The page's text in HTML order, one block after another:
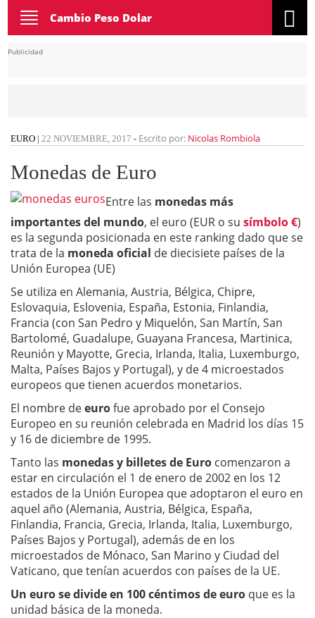
Toggle
navigation
Cambio Peso Dolar
Publicidad
EURO | 22 NOVIEMBRE, 2017 - Escrito por: Nicolas Rombiola
Monedas de Euro
Entre las monedas más
importantes del mundo, el euro (EUR o su símbolo €)
es la segunda posicionada en este ranking dado que se
trata de la moneda oficial de diecisiete países de la
Unión Europea (UE)
Se utiliza en Alemania, Austria, Bélgica, Chipre,
Eslovaquia, Eslovenia, España, Estonia, Finlandia,
Francia (con San Pedro y Miquelón, San Martín, San
Bartolomé, Guadalupe, Guayana Francesa, Martinica,
Reunión y Mayotte, Grecia, Irlanda, Italia, Luxemburgo,
Malta, Países Bajos y Portugal), y de 4 microestados
europeos que tienen acuerdos monetarios.
El nombre deeurofue aprobado por el Consejo
Europeo en su reunión celebrada en Madrid los días 15
y 16 de diciembre de 1995.
Tanto las monedas y billetes de Euro comenzaron a
estar en circulación el 1 de enero de 2002 en los 12
estados de la Unión Europea que adoptaron el euro en
aquel año (Alemania, Austria, Bélgica, España,
Finlandia, Francia, Grecia, Irlanda, Italia, Luxemburgo,
Países Bajos y Portugal), además de en los
microestados de Mónaco, San Marino y Ciudad del
Vaticano, que tenían acuerdos con países de la UE.
Un euro se divide en 100 céntimos de euro que es la
unidad básica de la moneda.